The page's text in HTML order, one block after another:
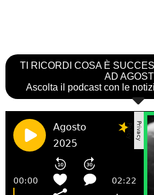
TI RICORDI COSA È
AD
Ascolta il podcast con le